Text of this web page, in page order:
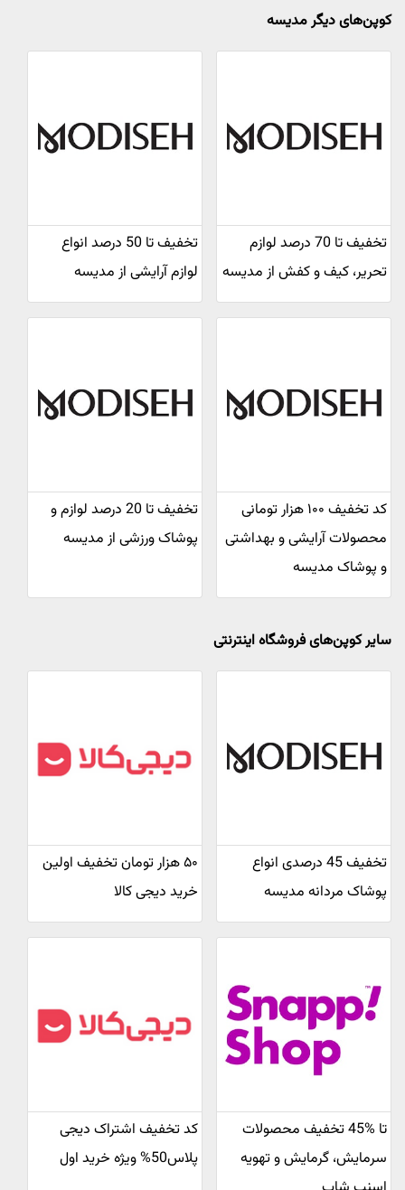
کوپن‌های دیگر مدیسه
تخفیف تا 70 درصد لوازم
تحریر، کیف و کفش از مدیسه
تخفیف تا 50 درصد انواع
لوازم آرایشی از مدیسه
کد تخفیف ۱۰۰ هزار تومانی
محصولات آرایشی و بهداشتی
و پوشاک مدیسه
تخفیف تا 20 درصد لوازم و
پوشاک ورزشی از مدیسه
سایر کوپن‌های فروشگاه اینترنتی
تخفیف 45 درصدی انواع
پوشاک مردانه مدیسه
۵۰ هزار تومان تخفیف اولین
خرید دیجی کالا
تا %45 تخفیف محصولات
سرمایش، گرمایش و تهویه
کد تخفیف اشتراک دیجی
پلاس50% ویژه خرید اول